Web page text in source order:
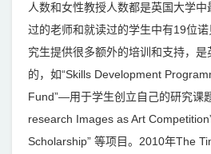
人数和女性教授人数都是英国大学
过的老师和就读过的学生中有19位
究生提供很多额外的培训和支持，是
的，如“Skills Development
Fund”—用于学生创立自己的研究课
research Images as Art
Scholarship” 等项目。2010年The